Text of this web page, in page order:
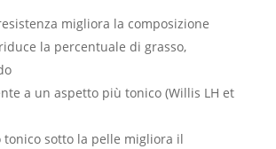
migliora la composizione
la percentuale di grasso,
a un aspetto più tonico (Willis LH et
tonico sotto la pelle migliora il